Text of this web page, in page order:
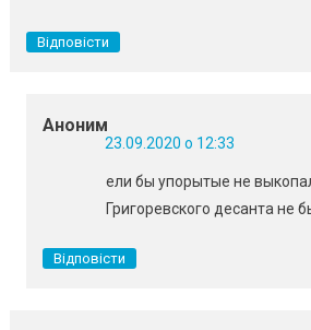
Відповісти
Аноним
23.09.2020 о 12:33
ели бы упорытые не
Григоревского десанта не
Відповісти